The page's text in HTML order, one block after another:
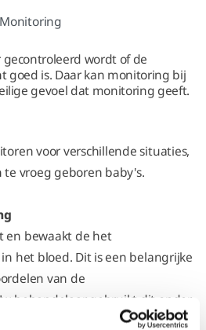
Monitoring
wordt of de
goed is. Daar kan monitoring bij
gevoel dat monitoring geeft.
voor verschillende situaties,
vroeg geboren baby's.
en bewaakt de het
het bloed. Dit is een belangrijke
van de
behandelaar gebruikt dit onder
in te stellen. Daarnaast wordt